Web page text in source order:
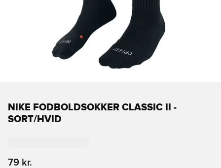
NIKE FODBOLDSOKKER CLASSIC II -
SORT/HVID
79 kr.